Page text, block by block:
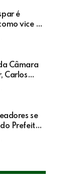
é
vice de
Câmara
Carlos
apoio a
lutar
se
Prefeito
Robério